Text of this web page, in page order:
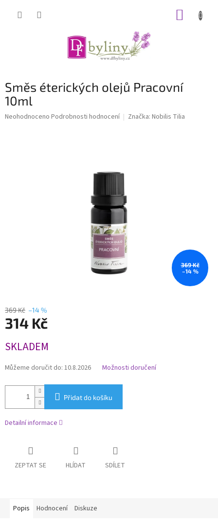
Směs éterických olejů Pracovní
10ml
Průměrné
Neohodnoceno Podrobnosti hodnocení Značka: Nobilis Tilia
369 Kč
–14 %
369 Kč –14 %
314 Kč
cena:
SKLADEM
Můžeme doručit do: 10.8.2026 Možnosti doručení
Přidat do košíku
Detailní informace
ZEPTAT SE HLÍDAT SDÍLET
Popis Hodnocení Diskuze